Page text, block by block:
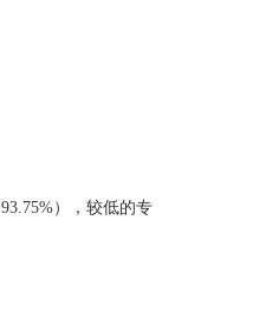
93.75%），较低的专